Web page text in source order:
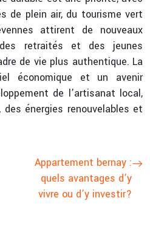
de plein air, du tourisme vert
attirent de nouveaux
retraités et des jeunes
de vie plus authentique. La
économique et un avenir
de l’artisanat local,
énergies renouvelables et
Appartement bernay :
quels avantages d’y
vivre ou d’y investir?